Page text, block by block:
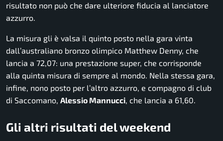
risultato non può che dare ulteriore fiducia al lanciatore
azzurro.
La misura gli è valsa il quinto posto nella gara vinta
dall’australiano bronzo olimpico Matthew Denny, che
lancia a 72,07: una prestazione super, che corrisponde
alla quinta misura di sempre al mondo. Nella stessa gara,
infine, nono posto per l’altro azzurro, e compagno di club
di Saccomano, Alessio Mannucci, che lancia a 61,60.
Gli altri risultati del weekend